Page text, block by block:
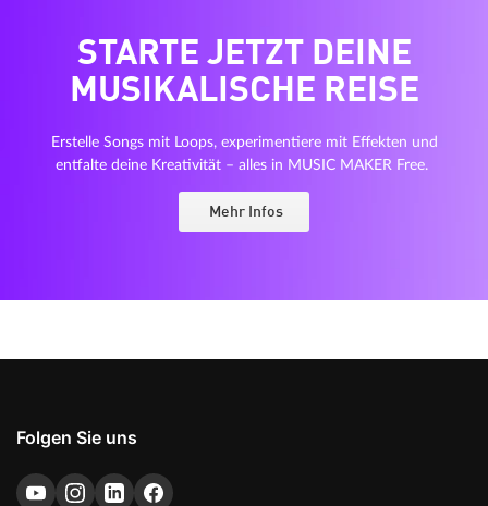
STARTE JETZT DEINE
MUSIKALISCHE REISE
Erstelle Songs mit Loops, experimentiere mit Effekten und
entfalte deine Kreativität – alles in MUSIC MAKER Free.
Mehr Infos
Folgen Sie uns